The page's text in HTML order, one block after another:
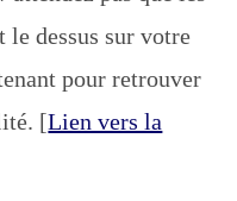
le dessus sur votre
pour retrouver
[Lien vers la